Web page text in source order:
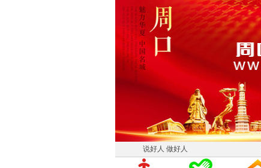
说好人 做好人